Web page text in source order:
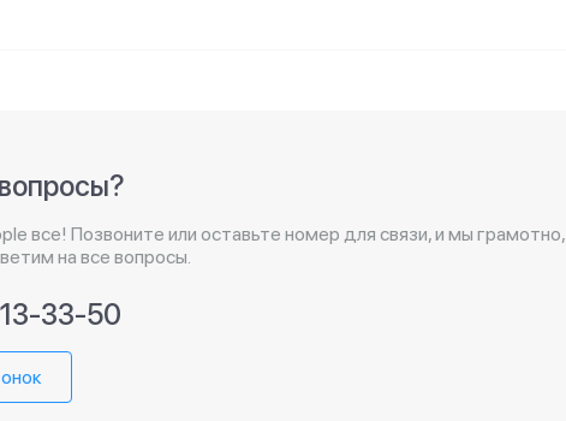
все! Позвоните или оставьте номер для связи, и мы грамотно,
на все вопросы.
33-50